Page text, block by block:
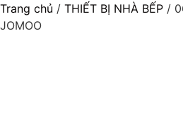
Trang chủ / THIẾT BỊ NHÀ BẾP /
JOMOO